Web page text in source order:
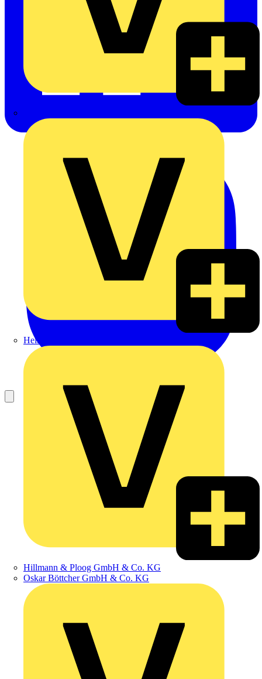
Heinrich Häusler GmbH
Hillmann & Ploog GmbH & Co. KG
Oskar Böttcher GmbH & Co. KG